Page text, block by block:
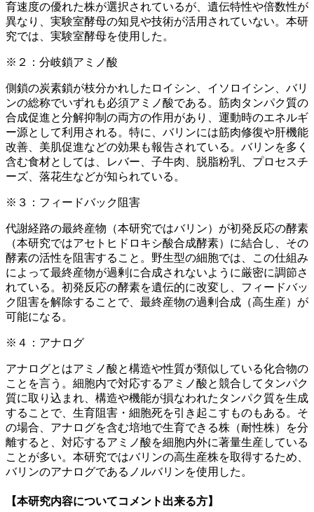
育速度の優れた株が選択されているが、遺伝特性や倍数性が
異なり、実験室酵母の知見や技術が活用されていない。本研
究では、実験室酵母を使用した。
※２：分岐鎖アミノ酸
側鎖の炭素鎖が枝分かれしたロイシン、イソロイシン、バリ
ンの総称でいずれも必須アミノ酸である。筋肉タンパク質の
合成促進と分解抑制の両方の作用があり、運動時のエネルギ
ー源として利用される。特に、バリンには筋肉修復や肝機能
改善、美肌促進などの効果も報告されている。バリンを多く
含む食材としては、レバー、子牛肉、脱脂粉乳、プロセスチ
ーズ、落花生などが知られている。
※３：フィードバック阻害
代謝経路の最終産物（本研究ではバリン）が初発反応の酵素
（本研究ではアセトヒドロキシ酸合成酵素）に結合し、その
酵素の活性を阻害すること。野生型の細胞では、この仕組み
によって最終産物が過剰に合成されないように厳密に調節さ
れている。初発反応の酵素を遺伝的に改変し、フィードバッ
ク阻害を解除することで、最終産物の過剰合成（高生産）が
可能になる。
※４：アナログ
アナログとはアミノ酸と構造や性質が類似している化合物の
ことを言う。細胞内で対応するアミノ酸と競合してタンパク
質に取り込まれ、構造や機能が損なわれたタンパク質を生成
することで、生育阻害・細胞死を引き起こすものもある。そ
の場合、アナログを含む培地で生育できる株（耐性株）を分
離すると、対応するアミノ酸を細胞内外に著量生産している
ことが多い。本研究ではバリンの高生産株を取得するため、
バリンのアナログであるノルバリンを使用した。
【本研究内容についてコメント出来る方】